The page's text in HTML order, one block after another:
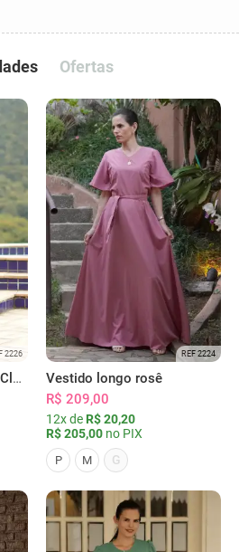
Ofertas
2226
Vestido Chemise Jeans Clássica Serena
REF 2224
Vestido longo rosê
R$ 209,00
12x de R$ 20,20
R$ 205,00 no PIX
P M G